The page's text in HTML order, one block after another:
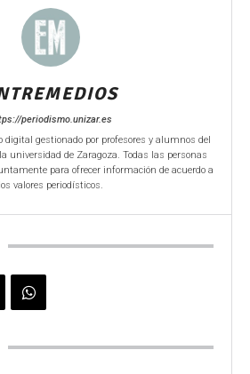
periodismo.unizar.es
digital gestionado por profesores y alumnos del
universidad de Zaragoza. Todas las personas
para ofrecer información de acuerdo a
los valores periodísticos.